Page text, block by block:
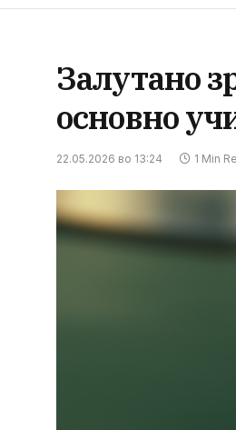
Залутано
основно
22.05.2026 во 13:24 1 Min